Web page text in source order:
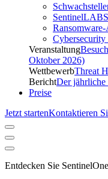
Cybersecurity
Veranstaltung
Oktober 2026)
WettbewerbThreat
BerichtDer jährliche
Preise
Jetzt startenKontaktieren
Entdecken Sie SentinelOne